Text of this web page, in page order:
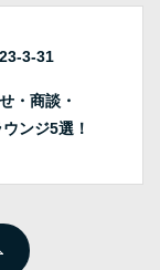
3-31
・商談・
ンジ5選！